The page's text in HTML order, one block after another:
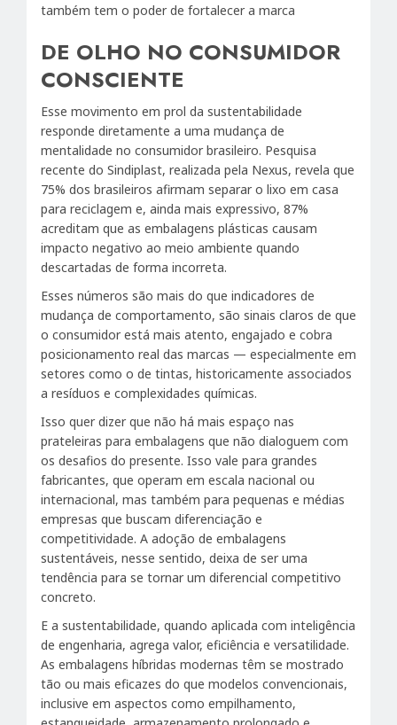
também tem o poder de fortalecer a marca
DE OLHO NO CONSUMIDOR
CONSCIENTE
Esse movimento em prol da sustentabilidade
responde diretamente a uma mudança de
mentalidade no consumidor brasileiro. Pesquisa
recente do Sindiplast, realizada pela Nexus, revela que
75% dos brasileiros afirmam separar o lixo em casa
para reciclagem e, ainda mais expressivo, 87%
acreditam que as embalagens plásticas causam
impacto negativo ao meio ambiente quando
descartadas de forma incorreta.
Esses números são mais do que indicadores de
mudança de comportamento, são sinais claros de que
o consumidor está mais atento, engajado e cobra
posicionamento real das marcas — especialmente em
setores como o de tintas, historicamente associados
a resíduos e complexidades químicas.
Isso quer dizer que não há mais espaço nas
prateleiras para embalagens que não dialoguem com
os desafios do presente. Isso vale para grandes
fabricantes, que operam em escala nacional ou
internacional, mas também para pequenas e médias
empresas que buscam diferenciação e
competitividade. A adoção de embalagens
sustentáveis, nesse sentido, deixa de ser uma
tendência para se tornar um diferencial competitivo
concreto.
E a sustentabilidade, quando aplicada com inteligência
de engenharia, agrega valor, eficiência e versatilidade.
As embalagens híbridas modernas têm se mostrado
tão ou mais eficazes do que modelos convencionais,
inclusive em aspectos como empilhamento,